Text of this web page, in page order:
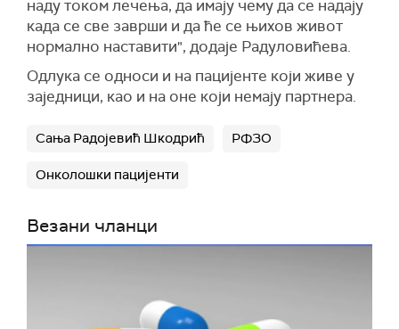
наду током лечења, да имају чему да се надају
када се све заврши и да ће се њихов живот
нормално наставити", додаје Радуловићева.
Одлука се односи и на пацијенте који живе у
заједници, као и на оне који немају партнера.
Сања Радојевић Шкодрић РФЗО
Онколошки пацијенти
Везани чланци